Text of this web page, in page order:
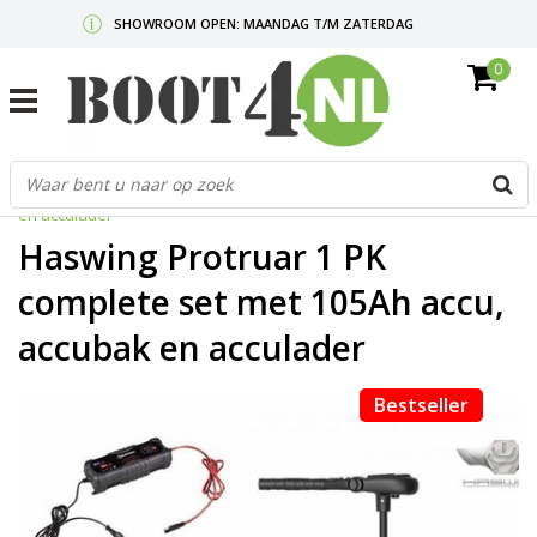
SHOWROOM OPEN: MAANDAG T/M ZATERDAG
GRATIS VERZENDING V.A. €50,-
MAIL ONSOF BEL: 0712340567
0
Home/Haswing Protruar 1 PK complete set met 105Ah accu, accubak
en acculader
Haswing Protruar 1 PK
complete set met 105Ah accu,
accubak en acculader
Bestseller